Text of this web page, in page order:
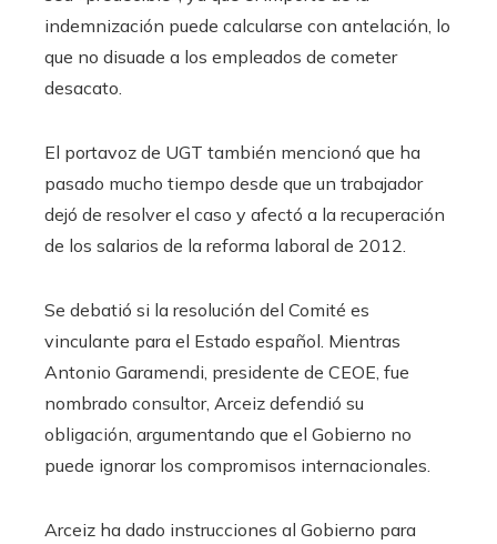
indemnización puede calcularse con antelación, lo
que no disuade a los empleados de cometer
desacato.
El portavoz de UGT también mencionó que ha
pasado mucho tiempo desde que un trabajador
dejó de resolver el caso y afectó a la recuperación
de los salarios de la reforma laboral de 2012.
Se debatió si la resolución del Comité es
vinculante para el Estado español. Mientras
Antonio Garamendi, presidente de CEOE, fue
nombrado consultor, Arceiz defendió su
obligación, argumentando que el Gobierno no
puede ignorar los compromisos internacionales.
Arceiz ha dado instrucciones al Gobierno para